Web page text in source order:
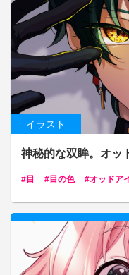
イラスト
神秘的な双眸。オッ
目 目の色 オッドア